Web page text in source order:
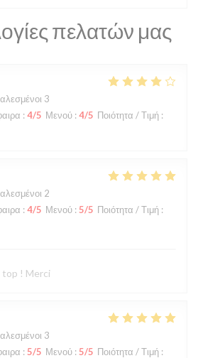
πελατών μας
3
: 4/5 Μενού : 4/5 Ποιότητα / Τιμή :
2
: 4/5 Μενού : 5/5 Ποιότητα / Τιμή :
! Merci
3
: 5/5 Μενού : 5/5 Ποιότητα / Τιμή :